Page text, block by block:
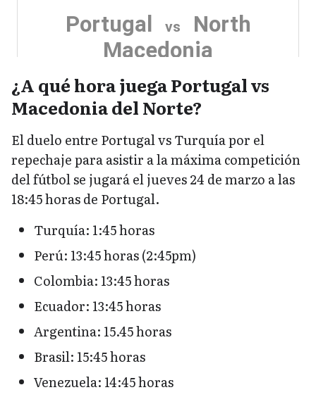
¿A qué hora juega Portugal vs
Macedonia del Norte?
El duelo entre Portugal vs Turquía por el
repechaje para asistir a la máxima competición
del fútbol se jugará el jueves 24 de marzo a las
18:45 horas de Portugal.
Turquía: 1:45 horas
Perú: 13:45 horas (2:45pm)
Colombia: 13:45 horas
Ecuador: 13:45 horas
Argentina: 15.45 horas
Brasil: 15:45 horas
Venezuela: 14:45 horas